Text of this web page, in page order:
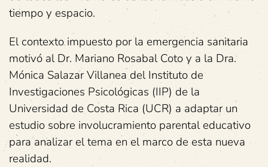
tiempo y espacio.
El contexto impuesto por la emergencia sanitaria
motivó al Dr. Mariano Rosabal Coto y a la Dra.
Mónica Salazar Villanea del Instituto de
Investigaciones Psicológicas (IIP) de la
Universidad de Costa Rica (UCR) a adaptar un
estudio sobre involucramiento parental educativo
para analizar el tema en el marco de esta nueva
realidad.